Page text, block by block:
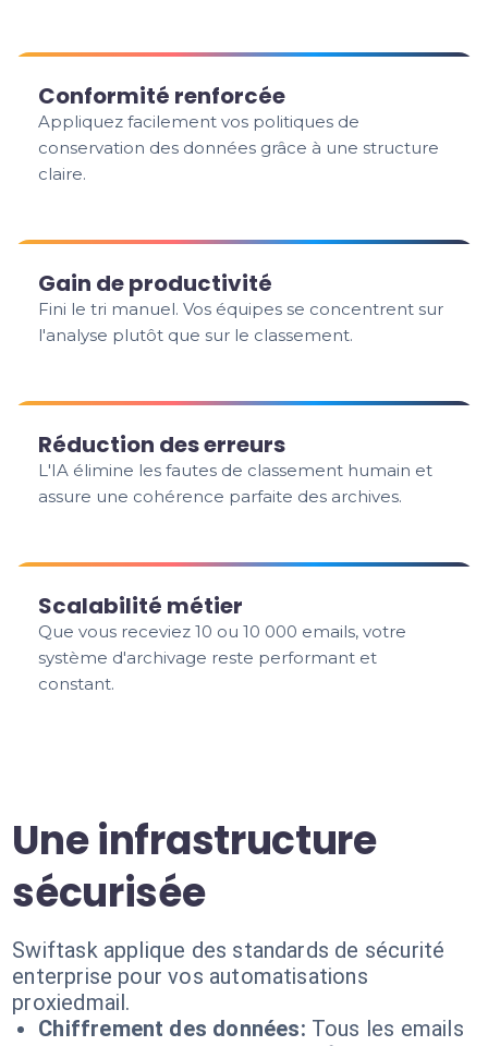
Conformité renforcée
Appliquez facilement vos politiques de
conservation des données grâce à une structure
claire.
Gain de productivité
Fini le tri manuel. Vos équipes se concentrent sur
l'analyse plutôt que sur le classement.
Réduction des erreurs
L'IA élimine les fautes de classement humain et
assure une cohérence parfaite des archives.
Scalabilité métier
Que vous receviez 10 ou 10 000 emails, votre
système d'archivage reste performant et
constant.
Une infrastructure
sécurisée
Swiftask applique des standards de sécurité
enterprise pour vos automatisations
proxiedmail.
Chiffrement des données: Tous les emails